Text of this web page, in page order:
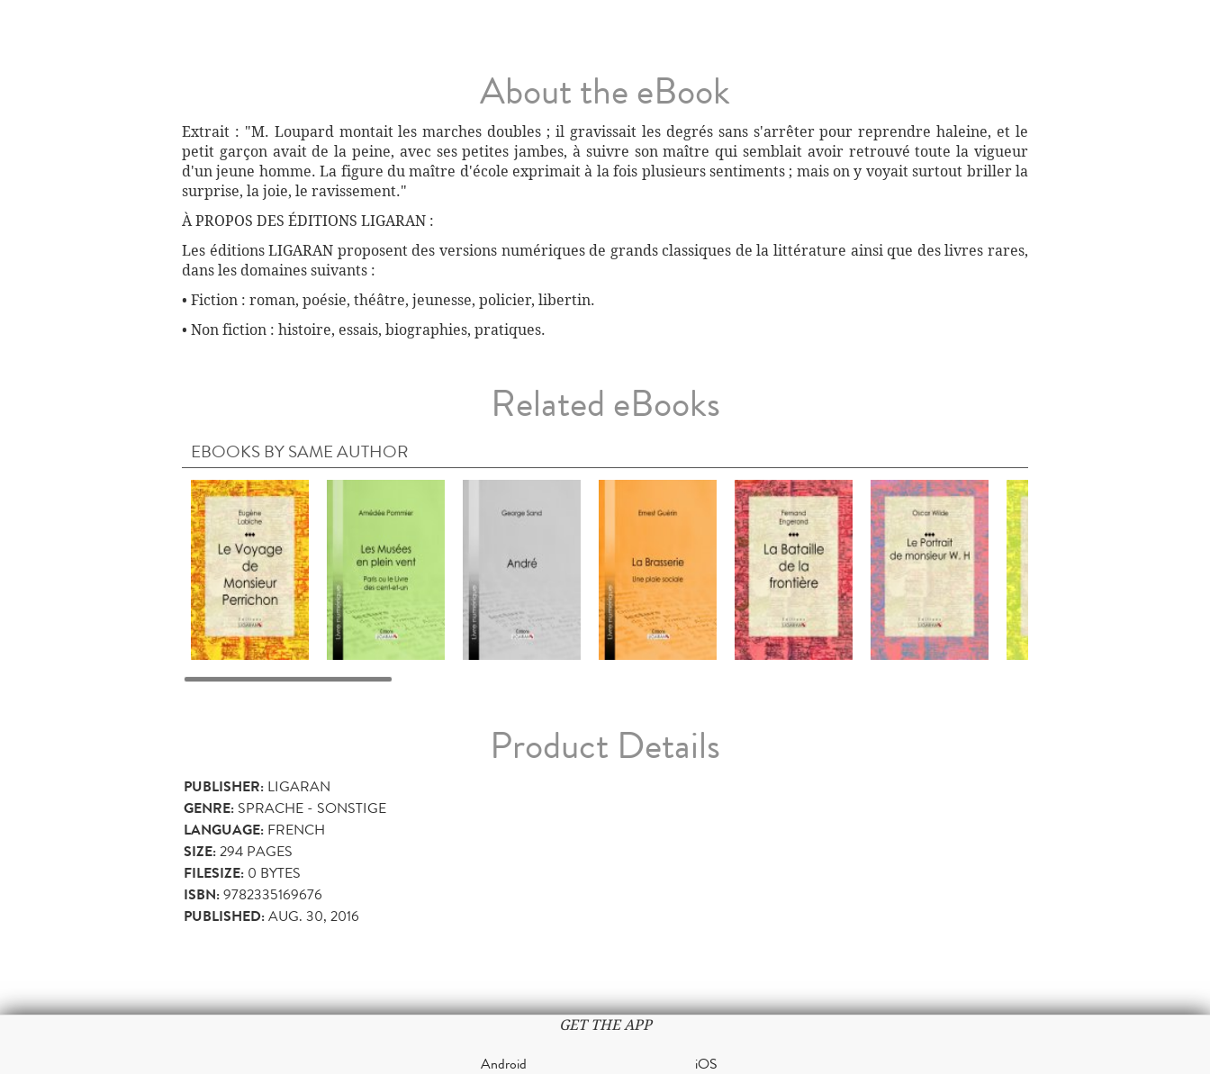
About the eBook
Extrait : "M. Loupard montait les marches doubles ; il gravissait les degrés sans s'arrêter pour reprendre haleine, et le
petit garçon avait de la peine, avec ses petites jambes, à suivre son maître qui semblait avoir retrouvé toute la vigueur
d'un jeune homme. La figure du maître d'école exprimait à la fois plusieurs sentiments ; mais on y voyait surtout briller la
surprise, la joie, le ravissement."
À PROPOS DES ÉDITIONS LIGARAN :
Les éditions LIGARAN proposent des versions numériques de grands classiques de la littérature ainsi que des livres rares,
dans les domaines suivants :
• Fiction : roman, poésie, théâtre, jeunesse, policier, libertin.
• Non fiction : histoire, essais, biographies, pratiques.
Related eBooks
EBOOKS BY SAME AUTHOR
Product Details
PUBLISHER: LIGARAN
GENRE: SPRACHE - SONSTIGE
LANGUAGE: FRENCH
SIZE:294 PAGES
FILESIZE: 0 BYTES
ISBN:9782335169676
PUBLISHED:AUG. 30, 2016
GET THE APP
Android iOS